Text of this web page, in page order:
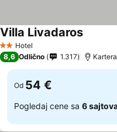
2 Zvezdice
Hotel
Villa Livadaros
8,6 Odlično 1.317
Od 54 €
Pogledaj cene sa 6